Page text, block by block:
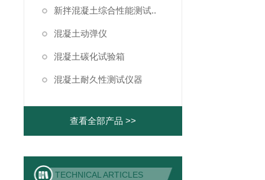
新拌混凝土综合性能测试..
混凝土动弹仪
混凝土碳化试验箱
混凝土耐久性测试仪器
查看全部产品 >>
TECHNICAL ARTICLES